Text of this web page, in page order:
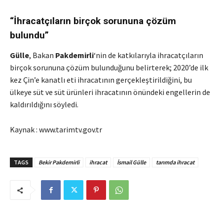
“İhracatçıların birçok sorununa çözüm
bulundu”
Gülle, Bakan Pakdemirli‘nin de katkılarıyla ihracatçıların
birçok sorununa çözüm bulunduğunu belirterek; 2020’de ilk
kez Çin’e kanatlı eti ihracatının gerçekleştirildiğini, bu
ülkeye süt ve süt ürünleri ihracatının önündeki engellerin de
kaldırıldığını söyledi.
Kaynak : www.tarimtv.gov.tr
TAGS Bekir Pakdemirli ihracat İsmail Gülle tarımda ihracat